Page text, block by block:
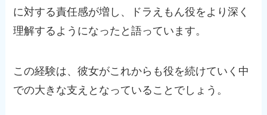
に対する責任感が増し、ドラえもん役をより深く
理解するようになったと語っています。
この経験は、彼女がこれからも役を続けていく中
での大きな支えとなっていることでしょう。